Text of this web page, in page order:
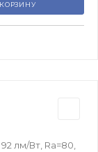
лм/Вт, Ra=80,